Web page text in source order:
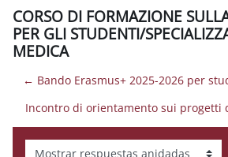
CORSO DI FORMAZIONE
PER GLI STUDENTI/
MEDICA
← Bando Erasmus+ 2025-2026 per
Incontro di orientamento sui progetti
Mostrar modo